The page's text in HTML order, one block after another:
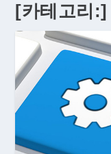
[카테고리:]